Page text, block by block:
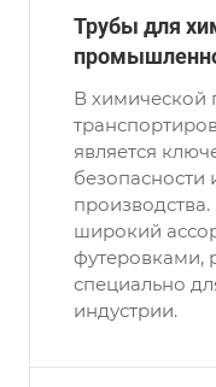
Трубы для
В
является
безопасности
широкий
футеровками,
специально
индустрии.